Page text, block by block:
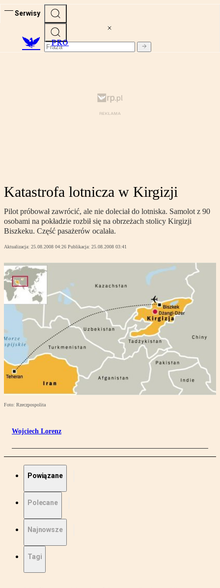
Serwisy
PRO
Katastrofa lotnicza w Kirgizji
Pilot próbował zawrócić, ale nie doleciał do lotniska. Samolot z 90
osobami na pokładzie rozbił się na obrzeżach stolicy Kirgizji
Biszkeku. Część pasażerów ocalała.
Aktualizacja: 25.08.2008 04:26 Publikacja: 25.08.2008 03:41
Foto: Rzeczpospolita
Wojciech Lorenz
Powiązane
Polecane
Najnowsze
Tagi